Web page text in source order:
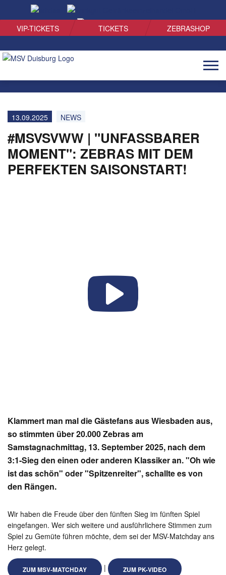
VIP-TICKETS TICKETS ZEBRASHOP
13.09.2025 NEWS
#MSVSVWW | "UNFASSBARER
MOMENT": ZEBRAS MIT DEM
PERFEKTEN SAISONSTART!
Klammert man mal die Gästefans aus Wiesbaden aus,
so stimmten über 20.000 Zebras am
Samstagnachmittag, 13. September 2025, nach dem
3:1-Sieg den einen oder anderen Klassiker an. "Oh wie
ist das schön" oder "Spitzenreiter", schallte es von
den Rängen.
Wir haben die Freude über den fünften Sieg im fünften Spiel
eingefangen. Wer sich weitere und ausführlichere Stimmen zum
Spiel zu Gemüte führen möchte, dem sei der MSV-Matchday ans
Herz gelegt.
ZUM MSV-MATCHDAY | ZUM PK-VIDEO